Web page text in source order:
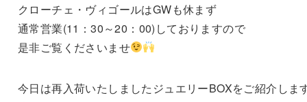
クローチェ・ヴィゴールはGWも休まず
通常営業(11：30～20：00)しておりますので
是非ご覧くださいませ
今日は再入荷いたしましたジュエリーBOXをご紹介しま